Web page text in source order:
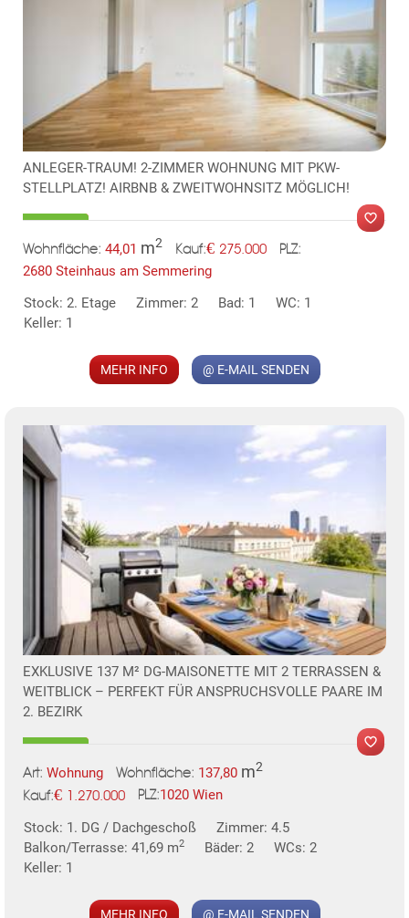
ANLEGER-TRAUM! 2-ZIMMER WOHNUNG MIT PKW-
STELLPLATZ! AIRBNB & ZWEITWOHNSITZ MÖGLICH!
Wohnfläche: 44,01 m2 Kauf:€ 275.000 PLZ:
2680 Steinhaus am Semmering
Stock: 2. Etage
Zimmer: 2 Bad: 1
WC: 1
Keller: 1
MEHR INFO @ E-MAIL SENDEN
EXKLUSIVE 137 M² DG-MAISONETTE MIT 2 TERRASSEN &
WEITBLICK – PERFEKT FÜR ANSPRUCHSVOLLE PAARE IM
2. BEZIRK
Art: Wohnung Wohnfläche: 137,80 m2
Kauf:€ 1.270.000 PLZ:1020 Wien
Stock: 1. DG / Dachgeschoß
Zimmer: 4.5
Balkon/Terrasse: 41,69 m2 Bäder: 2
WCs: 2
Keller: 1
MEHR INFO @ E-MAIL SENDEN